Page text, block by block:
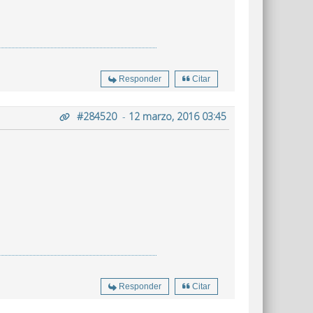
Responder Citar
#284520- 12 marzo, 2016 03:45
Responder Citar